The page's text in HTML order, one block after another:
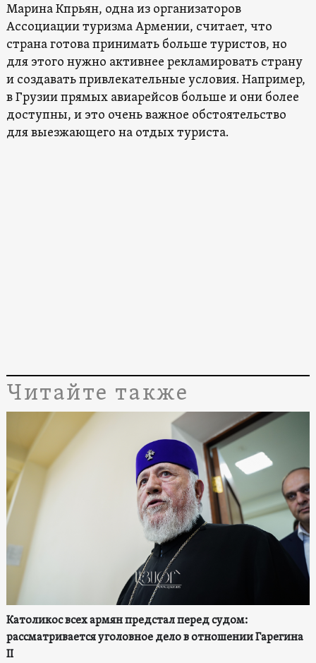
Марина Кпрьян, одна из организаторов
Ассоциации туризма Армении, считает, что
страна готова принимать больше туристов, но
для этого нужно активнее рекламировать страну
и создавать привлекательные условия. Например,
в Грузии прямых авиарейсов больше и они более
доступны, и это очень важное обстоятельство
для выезжающего на отдых туриста.
Читайте также
Католикос всех армян предстал перед судом:
рассматривается уголовное дело в отношении Гарегина
II